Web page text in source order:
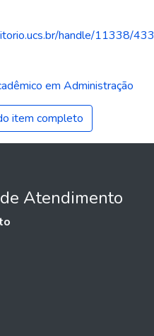
handle/11338/433
em Administração
item completo
Atendimento